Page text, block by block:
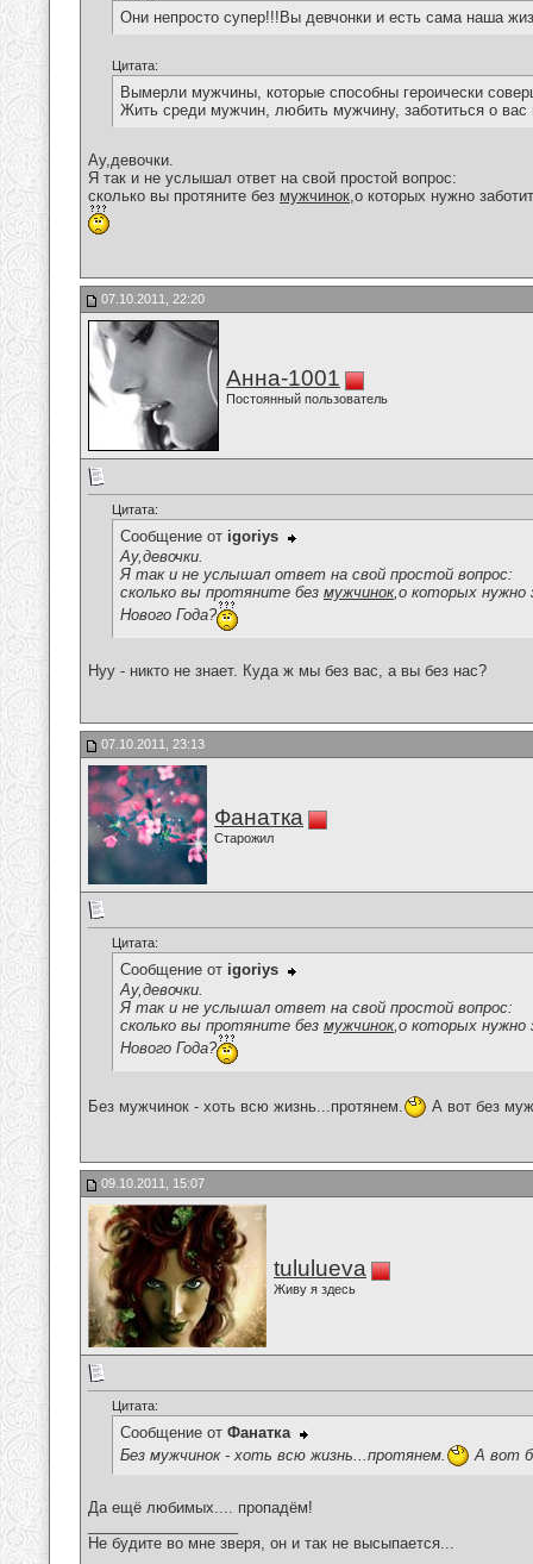
Они непросто супер!!!Вы девчонки и есть сама наша
Цитата:
Вымерли мужчины, которые способны героически
Жить среди мужчин, любить мужчину, заботиться о
Ау,девочки.
Я так и не услышал ответ на свой простой вопрос:
сколько вы протяните без мужчинок,о которых нужно
07.10.2011, 22:20
Анна-1001
Постоянный пользователь
Цитата:
Сообщение от igoriys
Ау,девочки.
Я так и не услышал ответ на свой простой вопрос:
сколько вы протяните без мужчинок,о которых нужно
Нового Года?
Нуу - никто не знает. Куда ж мы без вас, а вы без нас?
07.10.2011, 23:13
Фанатка
Старожил
Цитата:
Сообщение от igoriys
Ау,девочки.
Я так и не услышал ответ на свой простой вопрос:
сколько вы протяните без мужчинок,о которых нужно
Нового Года?
Без мужчинок - хоть всю жизнь...протянем. А вот без
09.10.2011, 15:07
tululueva
Живу я здесь
Цитата:
Сообщение от Фанатка
Без мужчинок - хоть всю жизнь...протянем.
А вот
Да ещё любимых.... пропадём!
Не будите во мне зверя, он и так не высыпается...